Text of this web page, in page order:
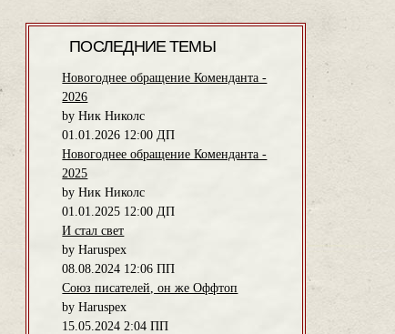
ПОСЛЕДНИЕ ТЕМЫ
Новогоднее обращение Коменданта -
2026
by Ник Николс
01.01.2026 12:00 ДП
Новогоднее обращение Коменданта -
2025
by Ник Николс
01.01.2025 12:00 ДП
И стал свет
by Haruspex
08.08.2024 12:06 ПП
Союз писателей, он же Оффтоп
by Haruspex
15.05.2024 2:04 ПП